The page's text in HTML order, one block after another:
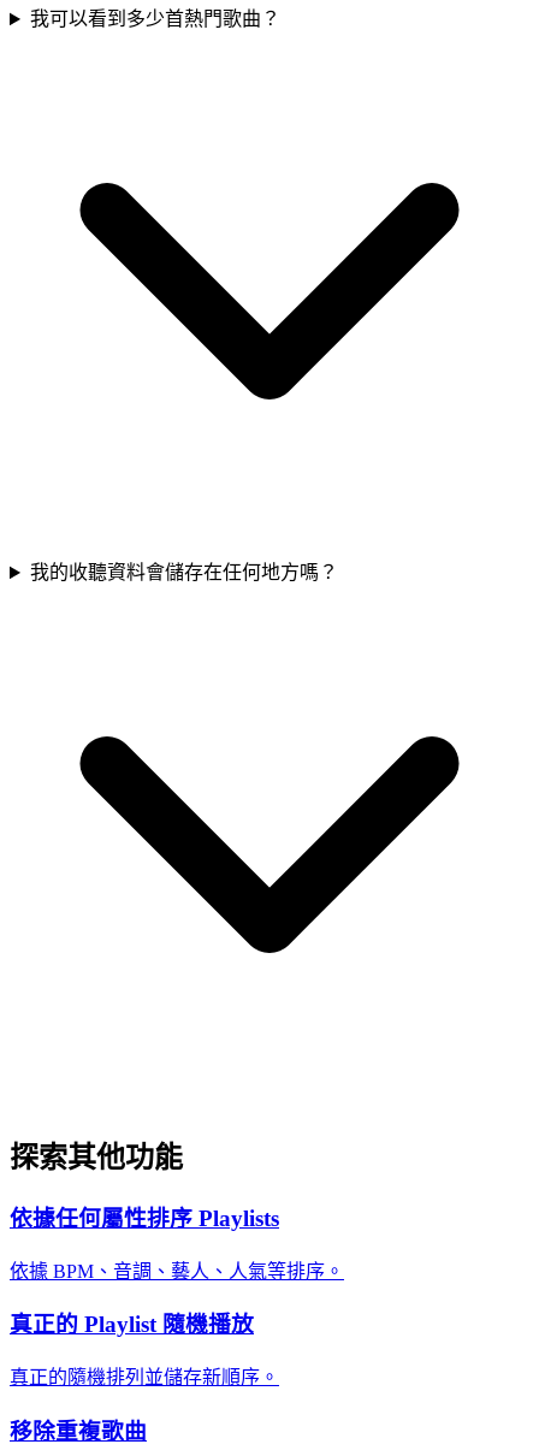
我可以看到多少首熱門歌曲？
我的收聽資料會儲存在任何地方嗎？
探索其他功能
依據任何屬性排序 Playlists
依據 BPM、音調、藝人、人氣等排序。
真正的 Playlist 隨機播放
真正的隨機排列並儲存新順序。
移除重複歌曲